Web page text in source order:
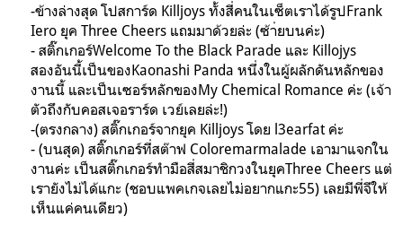
-ข้างล่างสุดโปสการ์ด Killjoys ทั้งสี่คนในเซ็ตเราได้รูปFrank
Iero ยุค Three Cheers แถมมาด้วยล่ะ (ซ้า่ยบนค่ะ)
- สติ๊กเกอร์Welcome To the Black Parade และ Killojys
สองอันนี้เป็นของKaonashi Panda หนึ่งในผู้ผลักดันหลักของ
งานนี้ และเป็นเซอร์หลักของMy Chemical Romance ค่ะ (เจ้า
ตัวถึงกับคอสเจอราร์ด เวย์เลยล่ะ!)
-(ตรงกลาง) สติ๊กเกอร์จากยุค Killjoys โดย l3earfat ค่ะ
- (บนสุด) สติ๊กเกอร์ที่สต๊าฟ Coloremarmalade เอามาแจกใน
งานค่ะ เป็นสติ๊กเกอร์ทำมือสี่สมาชิกวงในยุคThree Cheers แต่
เรายังไม่ได้แกะ (ชอบแพคเกจเลยไม่อยากแกะ55) เลยมีพี่จีให้
เห็นแค่คนเดียว)